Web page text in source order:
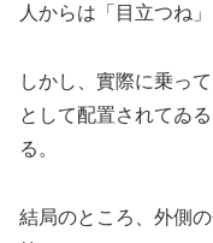
人からは「目立つね」
しかし、實際に乗っ
として配置されてゐ
る。
結局のところ、外側